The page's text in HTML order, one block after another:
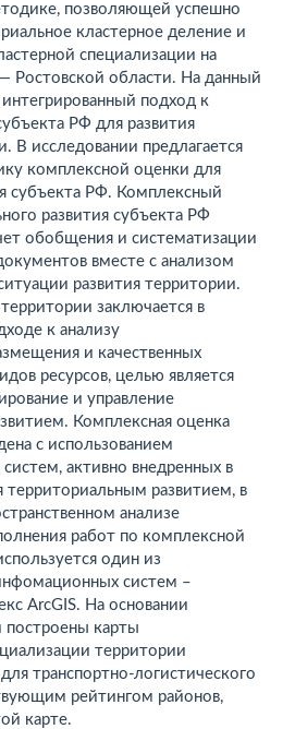
позволяющей успешно
кластерное деление и
специализации на
Ростовской области. На данный
подход к
РФ для развития
В исследовании предлагается
комплексной оценки для
субъекта РФ. Комплексный
развития субъекта РФ
обобщения и систематизации
вместе с анализом
развития территории.
заключается в
к анализу
и качественных
ресурсов, целью является
и управление
Комплексная оценка
с использованием
активно внедренных в
территориальным развитием, в
анализе
работ по комплексной
один из
систем –
ArcGIS. На основании
построены карты
территории
транспортно-логистического
рейтингом районов,
карте.